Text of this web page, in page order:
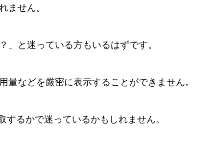
ません。
」と迷っている方もいるはずです。
などを厳密に表示することができません。
るかで迷っているかもしれません。